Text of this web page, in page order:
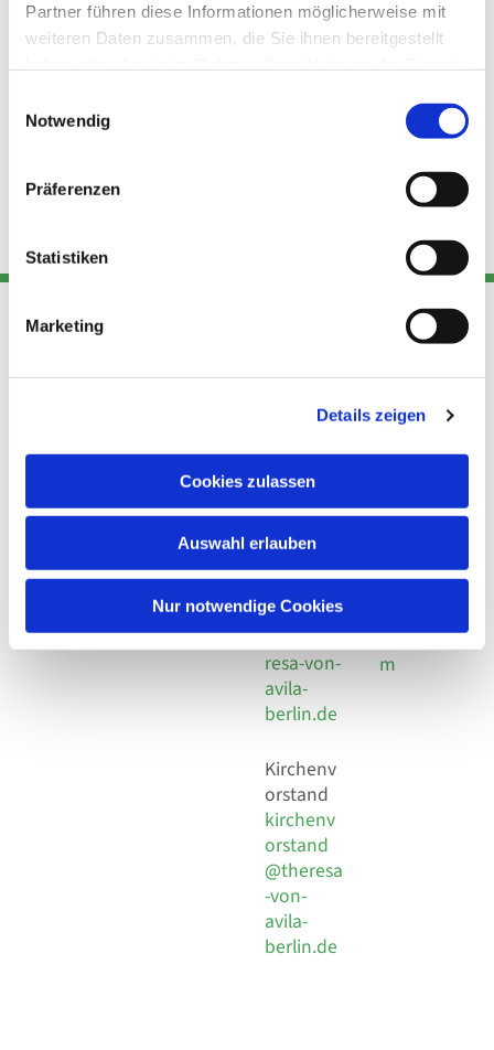
Partner führen diese Informationen möglicherweise mit
weiteren Daten zusammen, die Sie ihnen bereitgestellt
Notwendig
Präferenzen
Statistiken
Marketing
Details zeigen
Cookies zulassen
Auswahl erlauben
Nur notwendige Cookies
Adresse
Kirchengemeinde Pfarrei
Hl. Theresa von Avila Berlin
Leitender Pfarrer - Norbert
Behaimstr. 39
Kont
Telefon
+49 30
924 64 28
Fax +49
30 924 54
18
E-Mail
info@the
resa-von-
avila-
berlin.de
Kirchenv
orstand
kirchenv
orstand
@theresa
-von-
avila-
berlin.de
Links
Datensch
utz
Social
Impressu
m